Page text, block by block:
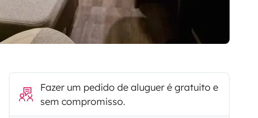
Fazer um pedido de aluguer é gratuito e
sem compromisso.